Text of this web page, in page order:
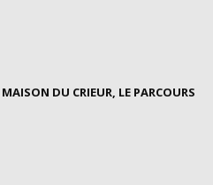
DU CRIEUR, LE PARCOURS